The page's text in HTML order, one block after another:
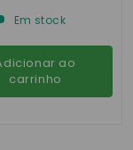
Em stock
ao
carrinho